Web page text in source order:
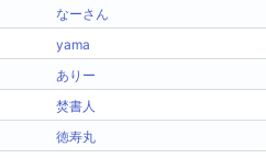
なーさん
yama
ありー
焚書人
徳寿丸